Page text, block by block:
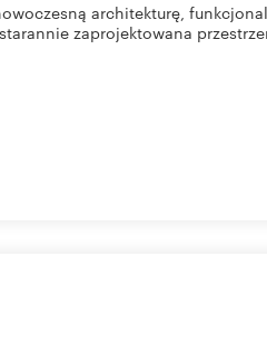
architekturę,
zaprojektowana